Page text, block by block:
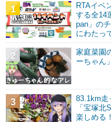
RTAイベ
する全14
pan」の
にわたっ
1
家庭菜園
ーちゃん
2
83.1km走
「宝塚
楽しめる！
3